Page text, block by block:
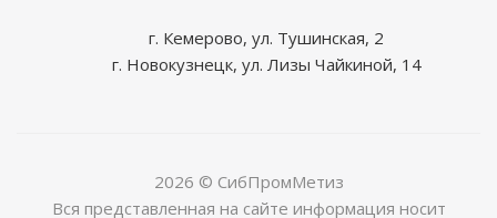
г. Кемерово, ул. Тушинская, 2
г. Новокузнецк, ул. Лизы Чайкиной, 14
2026 © СибПромМетиз
Вся представленная на сайте информация носит